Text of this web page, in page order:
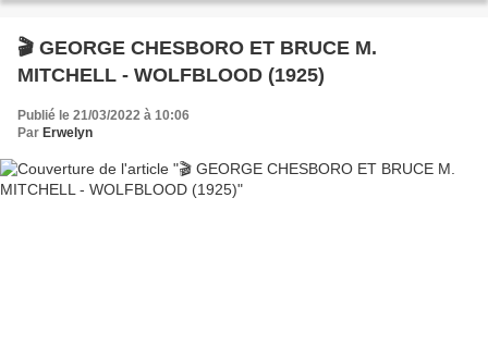
🎬 GEORGE CHESBORO ET BRUCE M.
MITCHELL - WOLFBLOOD (1925)
Publié le 21/03/2022 à 10:06
Par Erwelyn